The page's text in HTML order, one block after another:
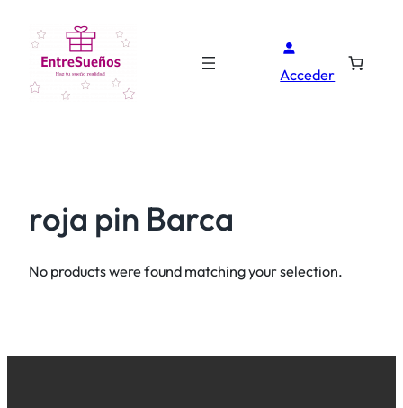
Acceder
roja pin Barca
No products were found matching your selection.